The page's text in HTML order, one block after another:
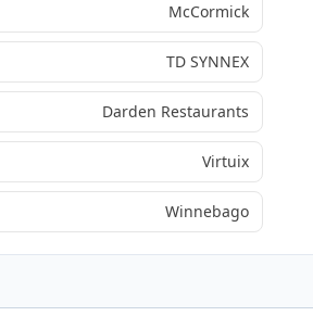
McCormick
TD SYNNEX
Darden Restaurants
Virtuix
Winnebago